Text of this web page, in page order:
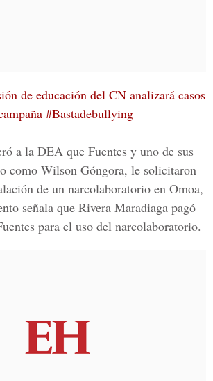
de educación del CN analizará casos
#Bastadebullying
a la DEA que Fuentes y uno de sus
como Wilson Góngora, le solicitaron
de un narcolaboratorio en Omoa,
señala que Rivera Maradiaga pagó
para el uso del narcolaboratorio.